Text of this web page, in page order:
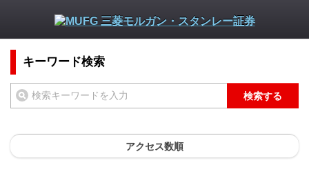
キーワード検索
検索する
アクセス数順